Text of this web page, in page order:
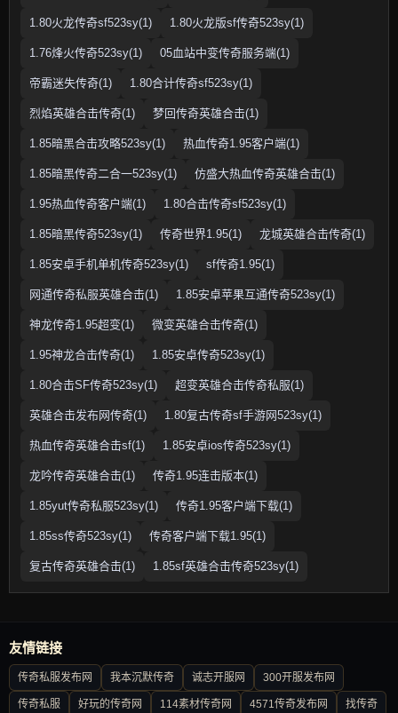
1.80火龙传奇sf523sy(1) 1.80火龙版sf传奇523sy(1)
1.76烽火传奇523sy(1) 05血站中变传奇服务端(1)
帝霸迷失传奇(1) 1.80合计传奇sf523sy(1)
烈焰英雄合击传奇(1) 梦回传奇英雄合击(1)
1.85暗黑合击攻略523sy(1) 热血传奇1.95客户端(1)
1.85暗黑传奇二合一523sy(1) 仿盛大热血传奇英雄合击(1)
1.95热血传奇客户端(1) 1.80合击传奇sf523sy(1)
1.85暗黑传奇523sy(1) 传奇世界1.95(1) 龙城英雄合击传奇(1)
1.85安卓手机单机传奇523sy(1) sf传奇1.95(1)
网通传奇私服英雄合击(1) 1.85安卓苹果互通传奇523sy(1)
神龙传奇1.95超变(1) 微变英雄合击传奇(1)
1.95神龙合击传奇(1) 1.85安卓传奇523sy(1)
1.80合击SF传奇523sy(1) 超变英雄合击传奇私服(1)
英雄合击发布网传奇(1) 1.80复古传奇sf手游网523sy(1)
热血传奇英雄合击sf(1) 1.85安卓ios传奇523sy(1)
龙吟传奇英雄合击(1) 传奇1.95连击版本(1)
1.85yut传奇私服523sy(1) 传奇1.95客户端下载(1)
1.85ss传奇523sy(1) 传奇客户端下载1.95(1)
复古传奇英雄合击(1) 1.85sf英雄合击传奇523sy(1)
友情链接
传奇私服发布网 我本沉默传奇 诚志开服网 300开服发布网
传奇私服 好玩的传奇网 114素材传奇网 4571传奇发布网 找传奇